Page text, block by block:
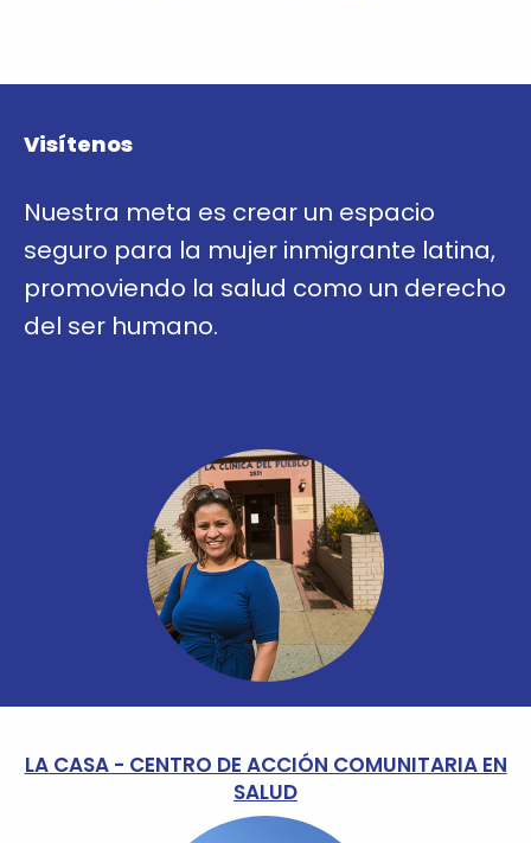
Visítenos
Nuestra meta es crear un espacio
seguro para la mujer inmigrante latina,
promoviendo la salud como un derecho
del ser humano.
LA CASA - CENTRO DE ACCIÓN COMUNITARIA EN
SALUD